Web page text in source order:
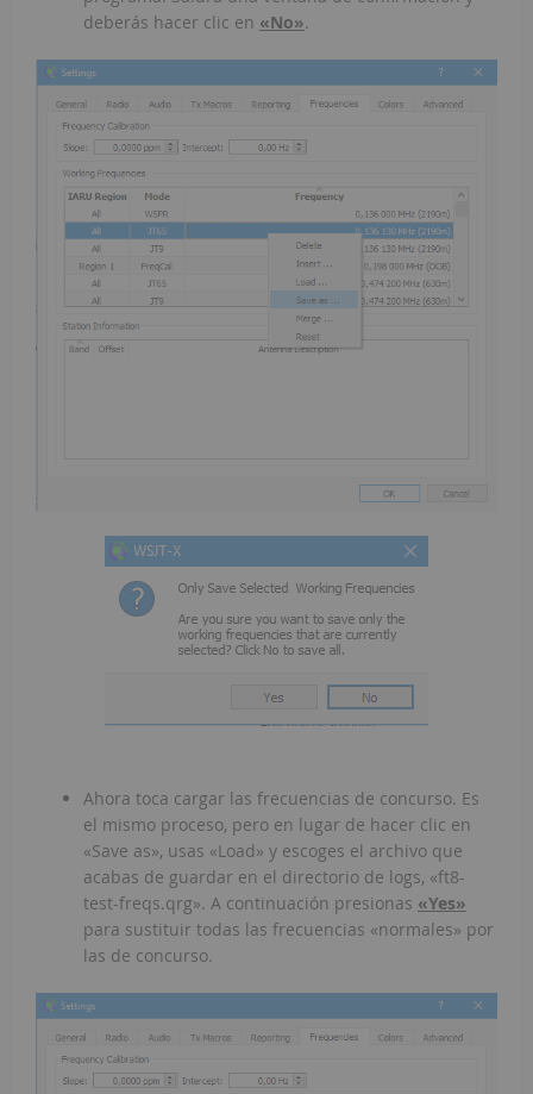
deberás hacer clic en «No».
Ahora toca cargar las frecuencias de concurso. Es
el mismo proceso, pero en lugar de hacer clic en
«Save as», usas «Load» y escoges el archivo que
acabas de guardar en el directorio de logs, «ft8-
test-freqs.qrg». A continuación presionas «Yes»
para sustituir todas las frecuencias «normales» por
las de concurso.